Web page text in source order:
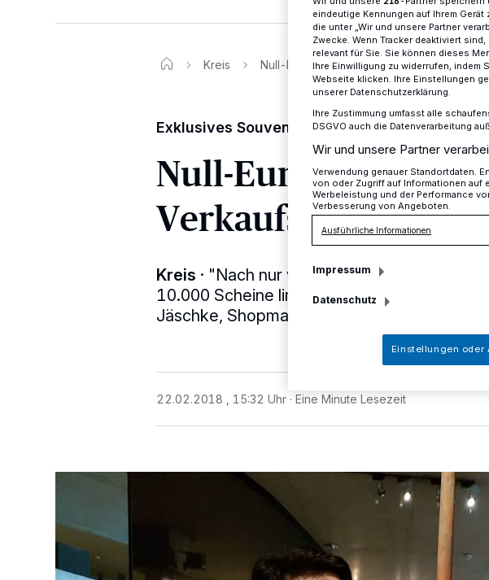
Kreis Null-Euro-Schein ist ein echter
Exklusives Souvenir aus dem Neandertal
Null-Euro-Schein
Verkaufsschlager
Kreis · "Nach nur vier Wochen ist bereits
10.000 Scheine limitierten Erstauflage
Jäschke, Shopmanagerin des Neanderthal
22.02.2018 , 15:32 Uhr Eine Minute Lesezeit
eindeutige Kennungen auf Ihrem
die unter „Wir und unsere Partner
Zwecke. Wenn Tracker deaktiviert
relevant für Sie. Sie können dieses
Ihre Einwilligung zu widerrufen, indem
Webseite klicken. Ihre Einstellungen
unserer Datenschutzerklärung.
Ihre Zustimmung umfasst alle
DSGVO auch die Datenverarbeitung
Wir und unsere Partner
Verwendung genauer Standortdaten.
von oder Zugriff auf Informationen auf
Werbeleistung und der Performance
Verbesserung von Angeboten.
Ausführliche Informationen
Impressum
Datenschutz
Einstellungen oder